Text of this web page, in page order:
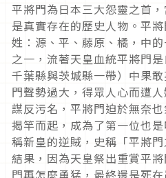
平將門為日本三大怨靈之首
是真實存在的歷史人物。平
姓：源、平、藤原、橘，中
之一，流著天皇血統平將門
千葉縣與茨城縣一帶）中果
門聲勢過大，得眾人心而遭
謀反污名，平將門迫於無奈
揭竿而起，成為了第一位也
稱新皇的逆賊，史稱「平將
結果，因為天皇祭出重賞平
門再怎麼勇猛，最終還是死在